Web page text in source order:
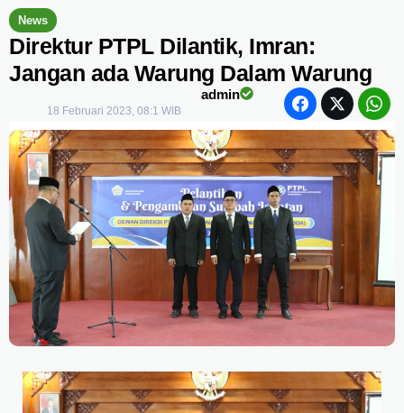
News
Direktur PTPL Dilantik, Imran:
Jangan ada Warung Dalam Warung
admin
18 Februari 2023, 08:1 WIB